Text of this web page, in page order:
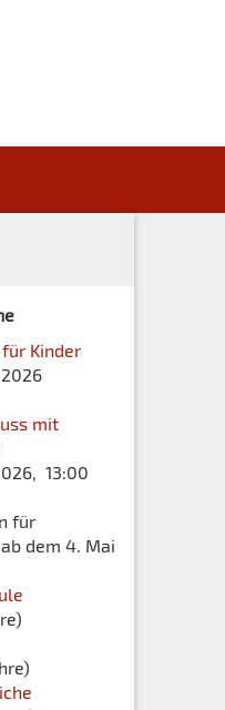
Kinder
mit
13:00
für
dem 4. Mai